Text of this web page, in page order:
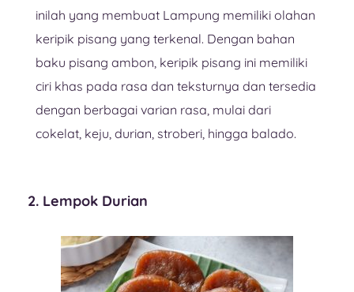
inilah yang membuat Lampung memiliki olahan
keripik pisang yang terkenal. Dengan bahan
baku pisang ambon, keripik pisang ini memiliki
ciri khas pada rasa dan teksturnya dan tersedia
dengan berbagai varian rasa, mulai dari
cokelat, keju, durian, stroberi, hingga balado.
2. Lempok Durian